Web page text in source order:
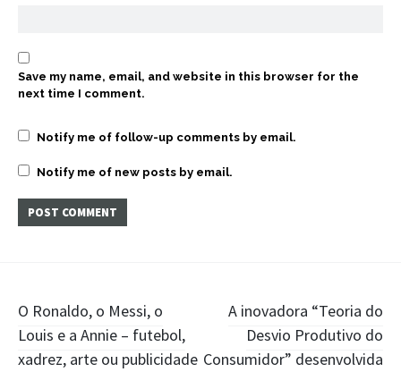
Save my name, email, and website in this browser for the
next time I comment.
Notify me of follow-up comments by email.
Notify me of new posts by email.
Post
navigation
O Ronaldo, o Messi, o
Louis e a Annie – futebol,
xadrez, arte ou publicidade
A inovadora “Teoria do
Desvio Produtivo do
Consumidor” desenvolvida